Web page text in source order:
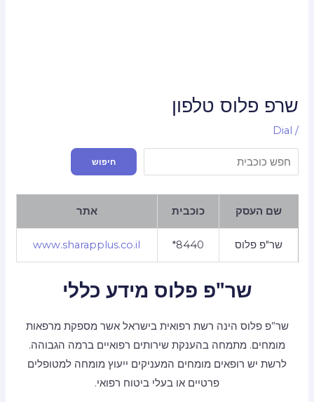
שרפ פלוס טלפון
Dial
חיפוש חיפוש
אתר כוכבית שם העסק
www.sharapplus.co.il *8440 שר"פ פלוס
שר"פ פלוס מידע כללי
שר”פ פלוס הינה רשת רפואית בישראל אשר מספקת מרפאות
מומחים. מתמחה בהענקת שירותים רפואיים ברמה הגבוהה.
לרשת יש רופאים מומחים המעניקים ייעוץ מומחה למטופלים
פרטיים או בעלי ביטוח רפואי.